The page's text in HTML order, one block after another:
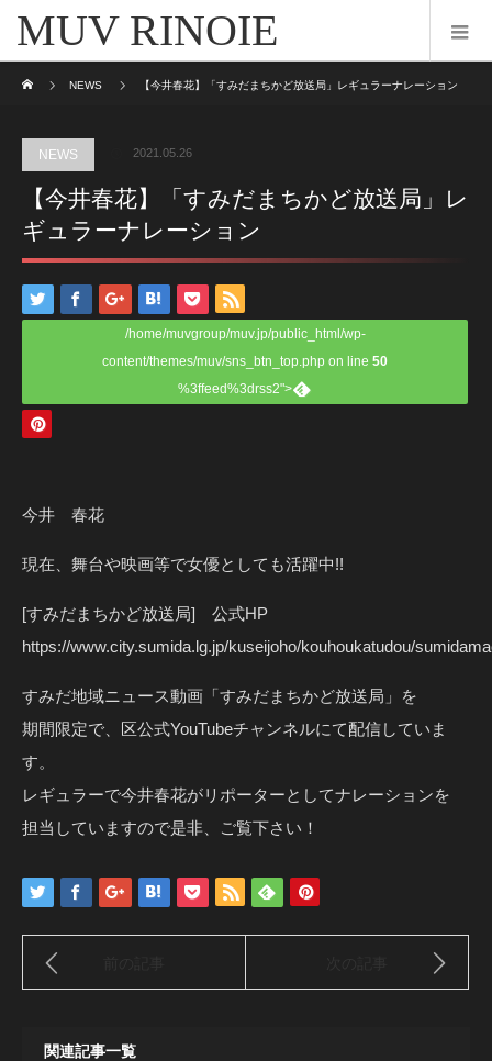
MUV RINOIE
NEWS
【今井春花】「すみだまちかど放送局」レギュラーナレーション
NEWS 2021.05.26
【今井春花】「すみだまちかど放送局」レ
ギュラーナレーション
/home/muvgroup/muv.jp/public_html/wp-
content/themes/muv/sns_btn_top.php on line 50
%3ffeed%3drss2">
今井 春花
現在、舞台や映画等で女優としても活躍中!!
[すみだまちかど放送局] 公式HP
https://www.city.sumida.lg.jp/kuseijoho/kouhoukatudou/
すみだ地域ニュース動画「すみだまちかど放送局」を
期間限定で、区公式YouTubeチャンネルにて配信していま
す。
レギュラーで今井春花がリポーターとしてナレーションを
担当していますので是非、ご覧下さい！
関連記事一覧